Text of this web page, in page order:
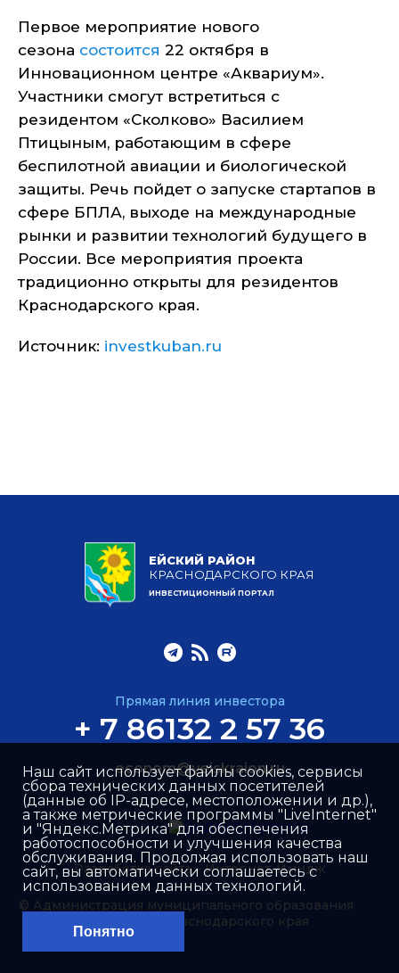
Первое мероприятие нового
сезона состоится 22 октября в
Инновационном центре «Аквариум».
Участники смогут встретиться с
резидентом «Сколково» Василием
Птицыным, работающим в сфере
беспилотной авиации и биологической
защиты. Речь пойдет о запуске стартапов в
сфере БПЛА, выходе на международные
рынки и развитии технологий будущего в
России. Все мероприятия проекта
традиционно открыты для резидентов
Краснодарского края.
Источник: investkuban.ru
ЕЙСКИЙ РАЙОН
КРАСНОДАРСКОГО КРАЯ
ИНВЕСТИЦИОННЫЙ ПОРТАЛ
Прямая линия инвестора
+ 7 86132 2 57 36
econom@yeiskraion.ru
© Администрация муниципального образования
Ейский район Краснодарского края
Разработка сайта –Интернет-Имидж
Наш сайт использует файлы cookies, сервисы
сбора технических данных посетителей
(данные об IP-адресе, местоположении и др.),
а также метрические программы "LiveInternet"
и "Яндекс.Метрика" для обеспечения
работоспособности и улучшения качества
обслуживания. Продолжая использовать наш
сайт, вы автоматически соглашаетесь с
использованием данных технологий.
Понятно